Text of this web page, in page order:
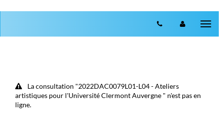
La consultation "2022DAC0079L01-L04 - Ateliers
artistiques pour l'Université Clermont Auvergne " n'est pas en
ligne.